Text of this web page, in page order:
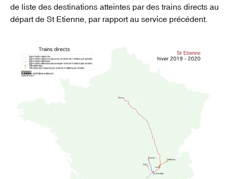
de liste des destinations atteintes par des trains directs au
départ de St Etienne, par rapport au service précédent.